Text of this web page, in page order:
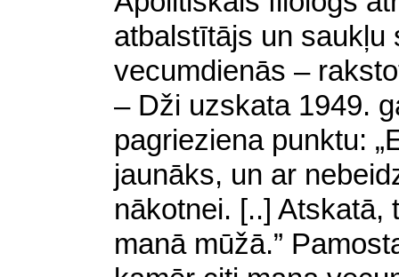
atbalstītājs un saukļu
vecumdienās –
– Dži uzskata 1949.
pagrieziena punktu:
jaunāks, un ar
nākotnei. [..] Atskatā,
manā mūžā.”